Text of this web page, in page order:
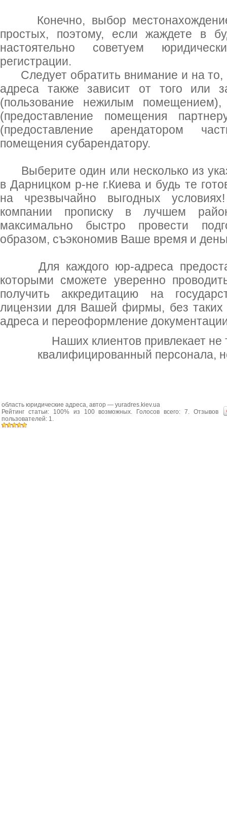
Конечно, выбор
простых, поэтому, если жаждете в
настоятельно советуем
регистрации.
Следует обратить внимание и на то,
адреса также зависит от того или
(пользование нежилым помещением),
(предоставление помещения
(предоставление арендатором
помещения субарендатору.
Выберите один или несколько из
в Дарницком р-не г.Киева и будь те
на чрезвычайно выгодных
компании прописку в лучшем
максимально быстро провести
образом, съэкономив Ваше время и
Для каждого юр-адреса
которыми сможете уверенно
получить аккредитацию на
лицензии для Вашей фирмы, без
адреса и переоформление
Наших клиентов привлекает не
квалифицированный персонала,
область юридические адреса, автор — yuradres.kiev.ua
Рейтинг статьи: 100% из 100возможных. Голосов всего:7. Отзывов
пользователей: 1.